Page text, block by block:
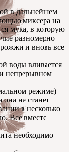
в дальнейшем
миксера на
мука, в которую
равномерно
и вновь все
воды вливается
непрерывном
режиме)
она не станет
в несколько
Все вместе
необходимо